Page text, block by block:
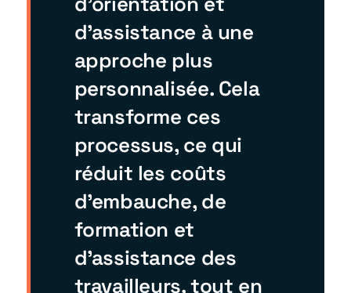
d'assistance à une
approche plus
personnalisée. Cela
transforme ces
processus, ce qui
réduit les coûts
d'embauche, de
formation et
d'assistance des
travailleurs, tout en